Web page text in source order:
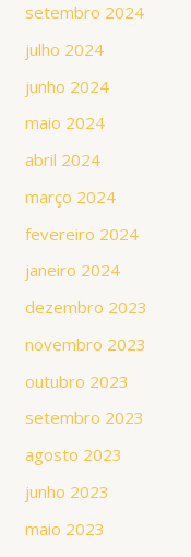
setembro 2024
julho 2024
junho 2024
maio 2024
abril 2024
março 2024
fevereiro 2024
janeiro 2024
dezembro 2023
novembro 2023
outubro 2023
setembro 2023
agosto 2023
junho 2023
maio 2023